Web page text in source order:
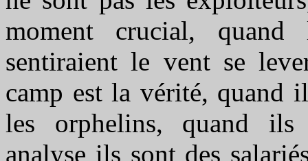
moment crucial,
sentiraient le vent se
camp est la vérité, quand
les orphelins, quand ils
analyse ils sont des